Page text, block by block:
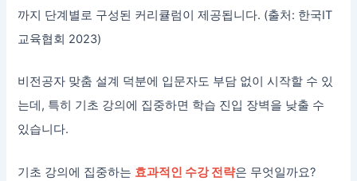
까지 단계별로 구성된 커리큘럼이 제공됩니다. (출처: 한국IT
교육협회 2023)
비전공자 맞춤 설계 덕분에 입문자도 부담 없이 시작할 수 있
는데, 특히 기초 강의에 집중하면 학습 진입 장벽을 낮출 수
있습니다.
기초 강의에 집중하는 효과적인 수강 전략은 무엇일까요?